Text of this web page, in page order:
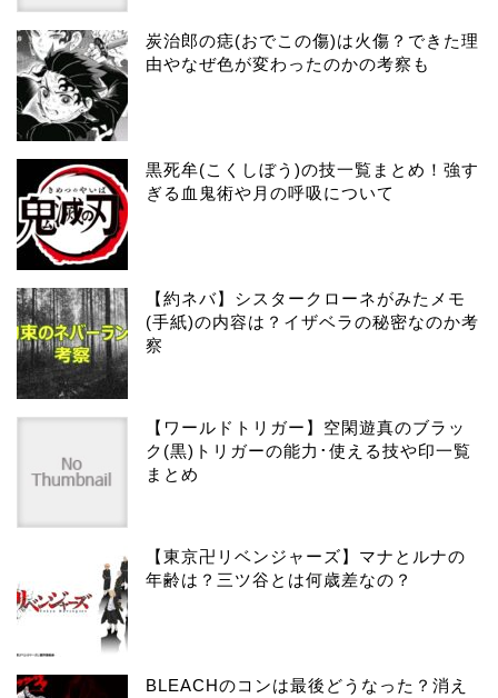
炭治郎の痣(おでこの傷)は火傷？できた理
由やなぜ色が変わったのかの考察も
黒死牟(こくしぼう)の技一覧まとめ！強す
ぎる血鬼術や月の呼吸について
【約ネバ】シスタークローネがみたメモ
(手紙)の内容は？イザベラの秘密なのか考
察
【ワールドトリガー】空閑遊真のブラッ
ク(黒)トリガーの能力･使える技や印一覧
まとめ
【東京卍リベンジャーズ】マナとルナの
年齢は？三ツ谷とは何歳差なの？
BLEACHのコンは最後どうなった？消え